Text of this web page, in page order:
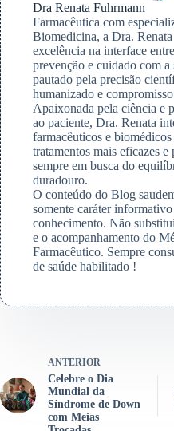
Dra Renata Fuhrmann
Farmacêutica com
Biomedicina, a Dra.
excelência na interface
prevenção e cuidado com a
pautado pela precisão
humanizado e
Apaixonada pela ciência e
ao paciente, Dra. Renata
farmacêuticos e
tratamentos mais eficazes e
sempre em busca do
duradouro.
O conteúdo do Blog
somente caráter informativo
conhecimento. Não
e o acompanhamento do
Farmacêutico. Sempre
de saúde habilitado !
ANTERIOR
Celebre o Dia
Mundial da
Síndrome de Down
com Meias